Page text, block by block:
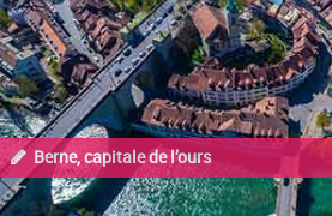
Berne, capitale de l’ours